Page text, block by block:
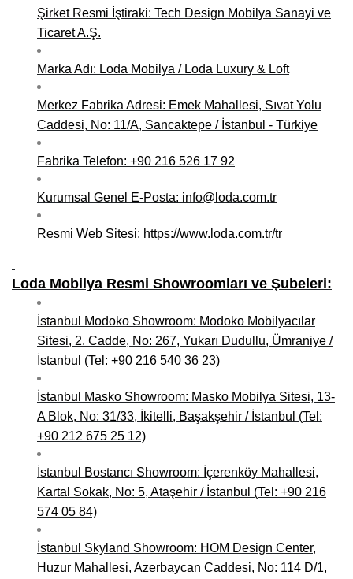
Niğde Mobilyacılar, Mobilya Firmaları, İmalatçıları
Giresun Mobilya Mağazaları, İmalatçıları, Mobilyacıları
Şirket Resmi İştiraki: Tech Design Mobilya Sanayi ve
Ticaret A.Ş.
Marka Adı: Loda Mobilya / Loda Luxury & Loft
Merkez Fabrika Adresi: Emek Mahallesi, Sıvat Yolu
Caddesi, No: 11/A, Sancaktepe / İstanbul - Türkiye
Fabrika Telefon: +90 216 526 17 92
Kurumsal Genel E-Posta: info@loda.com.tr
Resmi Web Sitesi: https://www.loda.com.tr/tr
Loda Mobilya Resmi Showroomları ve Şubeleri:
İstanbul Modoko Showroom: Modoko Mobilyacılar
Sitesi, 2. Cadde, No: 267, Yukarı Dudullu, Ümraniye /
İstanbul (Tel: +90 216 540 36 23)
İstanbul Masko Showroom: Masko Mobilya Sitesi, 13-
A Blok, No: 31/33, İkitelli, Başakşehir / İstanbul (Tel:
+90 212 675 25 12)
İstanbul Bostancı Showroom: İçerenköy Mahallesi,
Kartal Sokak, No: 5, Ataşehir / İstanbul (Tel: +90 216
574 05 84)
İstanbul Skyland Showroom: HOM Design Center,
Huzur Mahallesi, Azerbaycan Caddesi, No: 114 D/1,